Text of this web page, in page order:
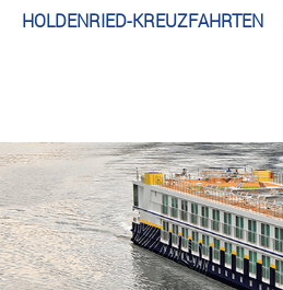
HOLDENRIED-KREUZFAHRTEN